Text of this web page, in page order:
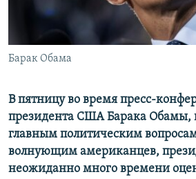
English
Все сайты Радио Азатутюн
Барак Обама
В пятницу во время пресс-
президента США Барака Обамы,
главным политическим
волнующим американцев,
неожиданно много времени